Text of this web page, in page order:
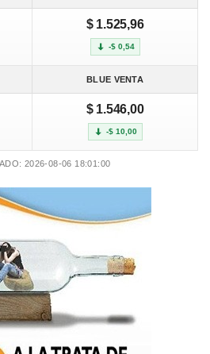
$ 1.525,96
-$ 0,54
BLUE VENTA
$ 1.546,00
-$ 10,00
2026-08-06 18:01:00